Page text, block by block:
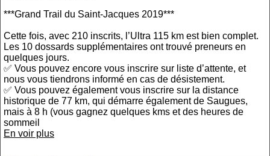
***Grand Trail du Saint-Jacques 2019***
Cette fois, avec 210 inscrits, l’Ultra 115 km est bien complet.
Les 10 dossards supplémentaires ont trouvé preneurs en
quelques jours.
✅ Vous pouvez encore vous inscrire sur liste d’attente, et
nous vous tiendrons informé en cas de désistement.
✅ Vous pouvez également vous inscrire sur la distance
historique de 77 km, qui démarre également de Saugues,
mais à 8 h (vous gagnez quelques kms et des heures de
sommeil
En voir plus